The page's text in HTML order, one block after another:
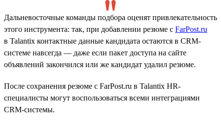
Дальневосточные команды подбора оценят привлекательность
этого инструмента: так, при добавлении резюме с FarPost.ru
в Talantix контактные данные кандидата остаются в CRM-
системе навсегда — даже если пакет доступа на сайте
объявлений закончился или же кандидат удалил резюме.
После сохранения резюме с FarPost.ru в Talantix HR-
специалисты могут воспользоваться всеми интеграциями
CRM-системы.